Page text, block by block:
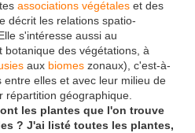
associations végétales et des
décrit les relations spatio-
s'intéresse aussi au
des végétations, à
aux biomes zonaux), c'est-à-
elles et avec leur milieu de
répartition géographique.
les plantes que l'on trouve
? J'ai listé toutes les plantes,